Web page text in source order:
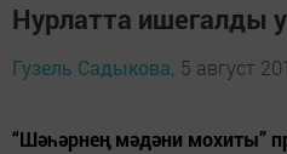
Нурлатта ишегалды
Гузель Садыкова, 5 август
“Шәһәрнең мәдәни мохиты”